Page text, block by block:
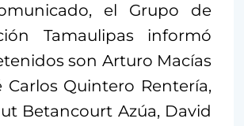
el Grupo de
Tamaulipas informó
son Arturo Macías
Carlos Quintero Rentería,
Betancourt Azúa, David